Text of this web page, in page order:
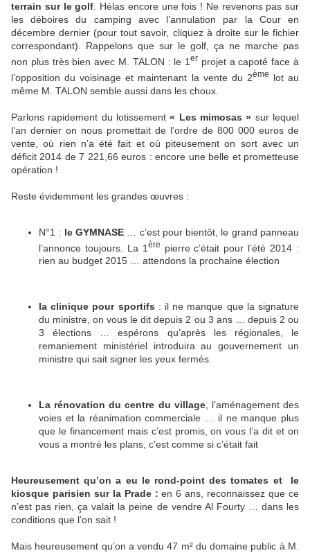
terrain sur le golf . Hélas encore une fois ! Ne revenons pas sur
les déboires du camping avec l’annulation par la Cour en
décembre dernier (pour tout savoir, cliquez à droite sur le fichier
correspondant). Rappelons que sur le golf, ça ne marche pas
non plus très bien avec M. TALON : le 1er projet a capoté face à
l’opposition du voisinage et maintenant la vente du 2ème
lot au
même M. TALON semble aussi dans les choux.
Parlons rapidement du lotissement« Les mimosas » sur lequel
l’an dernier on nous promettait de l’ordre de 800 000 euros de
vente, où rien n’a été fait et où piteusement on sort avec un
déficit 2014 de 7 221,66 euros : encore une belle et prometteuse
opération !
Reste évidemment les grandes œuvres :
N°1 : le GYMNASE… c’est pour bientôt, le grand panneau
l’annonce toujours. La 1 ère
pierre c’était pour l’été 2014 :
rien au budget 2015 … attendons la prochaine élection
la clinique pour sportifs : il ne manque que la signature
du ministre, on vous le dit depuis 2 ou 3 ans … depuis 2 ou
3 élections … espérons qu’après les régionales, le
remaniement ministériel introduira au gouvernement un
ministre qui sait signer les yeux fermés.
La rénovation du centre du village, l’aménagement des
voies et la réanimation commerciale … il ne manque plus
que le financement mais c’est promis, on vous l’a dit et on
vous a montré les plans, c’est comme si c’était fait
Heureusement qu’on a eu le rond-point des tomates et le
kiosque parisien sur la Prade : en 6 ans, reconnaissez que ce
n’est pas rien, ça valait la peine de vendre Al Fourty … dans les
conditions que l’on sait !
Mais heureusement qu’on a vendu 47 m² du domaine public à M.